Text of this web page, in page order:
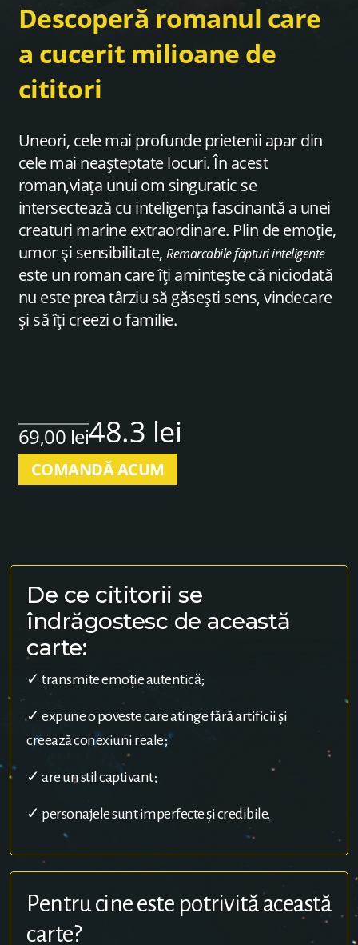
Descoperă romanul care
a cucerit milioane de
cititori
Uneori, cele mai profunde prietenii apar din
cele mai neașteptate locuri. În acest
roman,viața unui om singuratic se
intersectează cu inteligența fascinantă a unei
creaturi marine extraordinare. Plin de emoție,
umor și sensibilitate,Remarcabile făpturi inteligente
este un roman care îți amintește că niciodată
nu este prea târziu să găsești sens, vindecare
și să îți creezi o familie.
69,00 lei48.3 lei
COMANDĂ ACUM
De ce cititorii se
îndrăgostesc de această
carte:
✓ transmite emoție autentică;
✓ expune o poveste care atinge fără artificii și
creează conexiuni reale;
✓ are un stil captivant;
✓ personajele sunt imperfecte și credibile.
Pentru cine este potrivită această
carte?